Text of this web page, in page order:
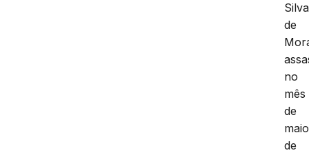
Silva
de
no
mês
de
maio
de